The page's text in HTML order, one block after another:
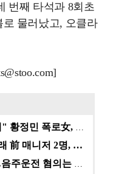
번째 타석과 8회초
물러났고, 오클라
"카톡 멀티 프로필로 관계 은폐" 황정민 폭로女, 문자…
前 매니저 2명, …
이재룡, '술타기' 혐의로 재판…음주운전 혐의는 미적용…